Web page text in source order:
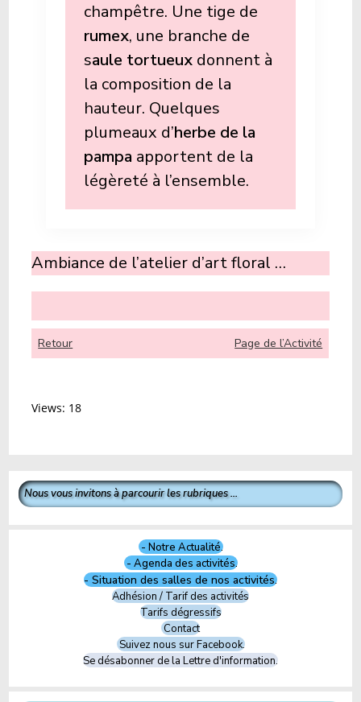
champêtre. Une tige de
rumex, une branche de
saule tortueux donnent à
la composition de la
hauteur. Quelques
plumeaux d’herbe de la
pampa apportent de la
légèreté à l’ensemble.
Ambiance de l’atelier d’art floral …
Retour Page de l’Activité
Views: 18
Nous vous invitons à parcourir les rubriques ...
- Notre Actualité.
- Agenda des activités.
- Situation des salles de nos activités.
Adhésion / Tarif des activités
Tarifs dégressifs
Contact
Suivez nous sur Facebook.
Se désabonner de la Lettre d'information.